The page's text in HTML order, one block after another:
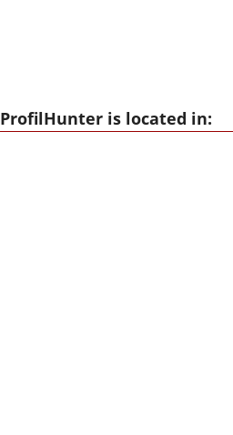
ProfilHunter is located in: